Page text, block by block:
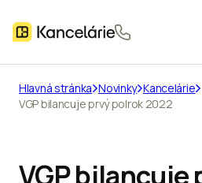
Hlavná stránka Novinky Kancelárie
VGP bilancuje prvý polrok 2022
VGP bilancuje